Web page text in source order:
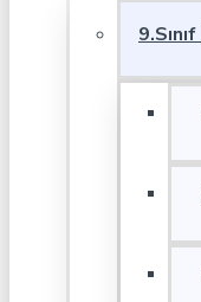
9.Sınıf